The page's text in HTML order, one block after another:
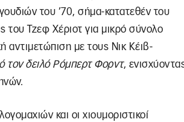
του ’70, σήμα-κατατεθέν του
του Τζεφ Χέριοτ για μικρό σύνολο
αντιμετώπιση με τους Νικ Κέιβ-
τον δειλό Ρόμπερτ Φορντ,
και οι χιουμοριστικοί